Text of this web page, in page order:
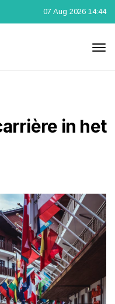
07 Aug 2026 14:44
in het